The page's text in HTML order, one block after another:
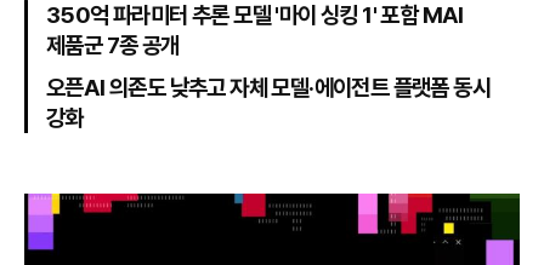
350억 파라미터 추론 모델 '마이 싱킹 1' 포함 MAI
제품군 7종 공개
오픈AI 의존도 낮추고 자체 모델·에이전트 플랫폼 동시
강화